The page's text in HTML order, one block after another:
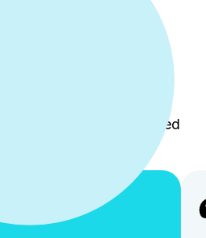
av tusentals
vi kan dela med
de inspirerar dig.